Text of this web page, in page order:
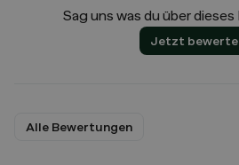
Sag uns was du über
Jetzt
Alle Bewertungen